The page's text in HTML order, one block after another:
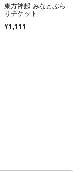
東方神起 みなとぶら
りチケット
¥1,111